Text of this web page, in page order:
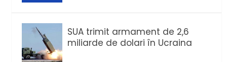
SUA trimit armament de 2,6
miliarde de dolari în Ucraina